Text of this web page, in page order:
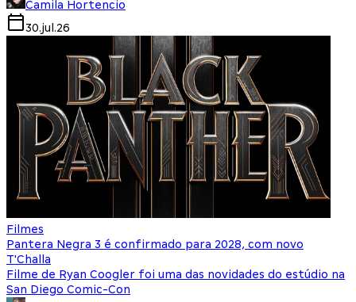
Camila Hortencio
30.jul.26
Filmes
Pantera Negra 3 é confirmado para 2028, com novo
T'Challa
Filme de Ryan Coogler foi uma das novidades do estúdio na
San Diego Comic-Con